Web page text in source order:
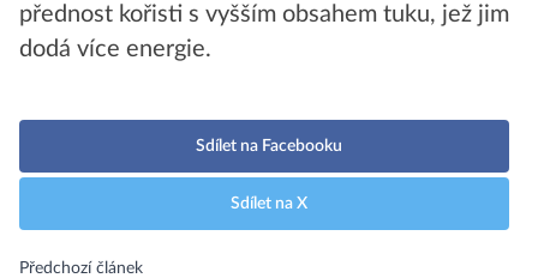
přednost kořisti s vyšším obsahem tuku, jež jim
dodá více energie.
Sdílet na Facebooku
Sdílet na X
Předchozí článek